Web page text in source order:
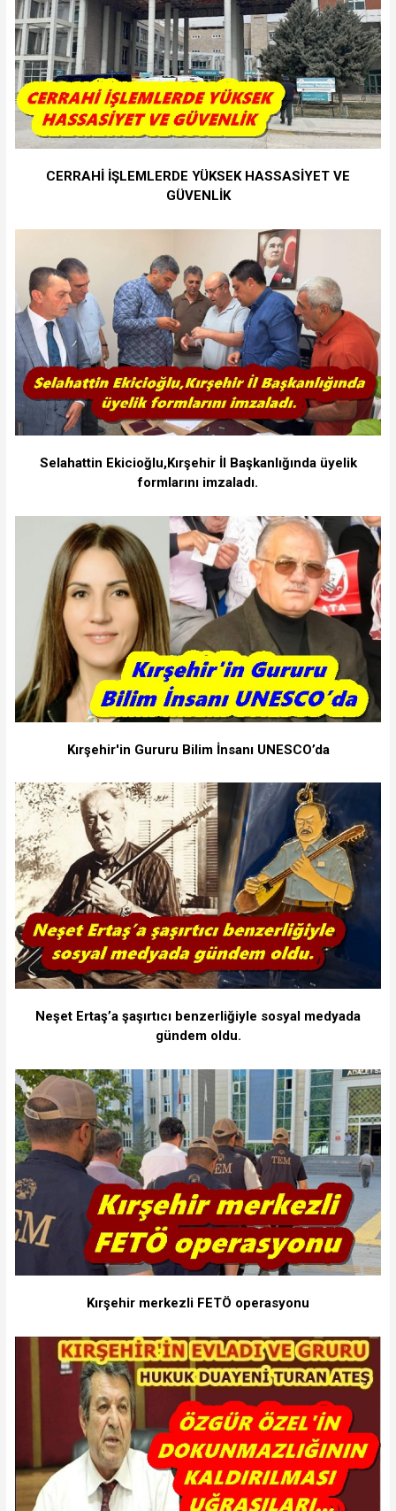
CERRAHİ İŞLEMLERDE YÜKSEK HASSASİYET VE
GÜVENLİK
Selahattin Ekicioğlu,Kırşehir İl Başkanlığında üyelik
formlarını imzaladı.
Kırşehir'in Gururu Bilim İnsanı UNESCO’da
Neşet Ertaş’a şaşırtıcı benzerliğiyle sosyal medyada
gündem oldu.
Kırşehir merkezli FETÖ operasyonu